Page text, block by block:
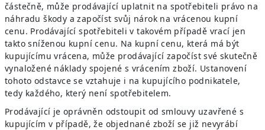
částečně, může prodávající uplatnit na spotřebiteli právo na
náhradu škody a započíst svůj nárok na vrácenou kupní
cenu. Prodávající spotřebiteli v takovém případě vrací jen
takto sníženou kupní cenu. Na kupní cenu, která má být
kupujícímu vrácena, může prodávající započíst své skutečně
vynaložené náklady spojené s vrácením zboží. Ustanovení
tohoto odstavce se vztahuje i na kupujícího podnikatele,
tedy každého, který není spotřebitelem.
Prodávající je oprávněn odstoupit od smlouvy uzavřené s
kupujícím v případě, že objednané zboží se již nevyrábí